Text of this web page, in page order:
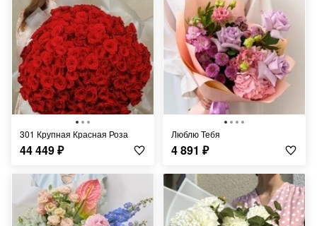
301 Крупная Красная Роза
44 449₽
Люблю Тебя
4 891 ₽